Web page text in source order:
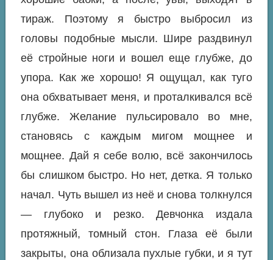
тираж. Поэтому я быстро выбросил из
головы подобные мысли. Шире раздвинул
её стройные ноги и вошел еще глубже, до
упора. Как же хорошо! Я ощущал, как туго
она обхватывает меня, и проталкивался всё
глубже. Желание пульсировало во мне,
становясь с каждым мигом мощнее и
мощнее. Дай я себе волю, всё закончилось
бы слишком быстро. Но нет, детка. Я только
начал. Чуть вышел из неё и снова толкнулся
— глубоко и резко. Девчонка издала
протяжный, томный стон. Глаза её были
закрыты, она облизала пухлые губки, и я тут